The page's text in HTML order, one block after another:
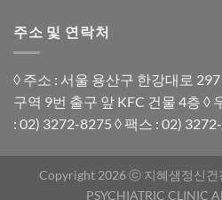
주소 및 연락처
◊ 주소 : 서울 용산구 한강대로
구역 9번 출구 앞 KFC 건물 4층 ◊
: 02) 3272-8275 ◊ 팩스 : 02)
Copyright 2026 ⓒ 지혜샘정신건
PSYCHIATRIC CLINIC